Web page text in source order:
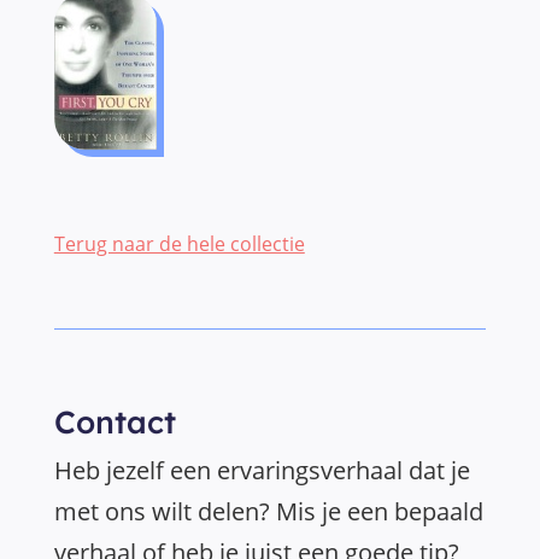
Terug naar de hele collectie
Contact
Heb jezelf een ervaringsverhaal dat je
met ons wilt delen? Mis je een bepaald
verhaal of heb je juist een goede tip?